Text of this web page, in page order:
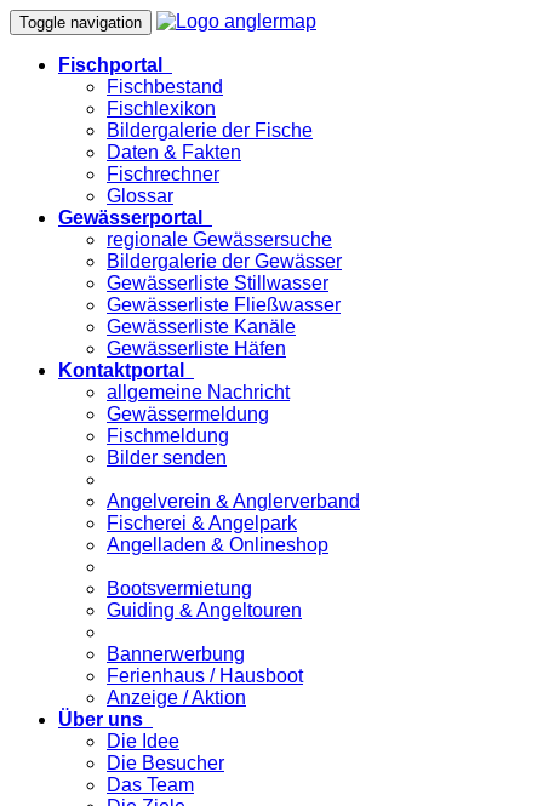
Toggle navigation
Fischportal
Fischbestand
Fischlexikon
Bildergalerie der Fische
Daten & Fakten
Fischrechner
Glossar
Gewässerportal
regionale Gewässersuche
Bildergalerie der Gewässer
Gewässerliste Stillwasser
Gewässerliste Fließwasser
Gewässerliste Kanäle
Gewässerliste Häfen
Kontaktportal
allgemeine Nachricht
Gewässermeldung
Fischmeldung
Bilder senden
Angelverein & Anglerverband
Fischerei & Angelpark
Angelladen & Onlineshop
Bootsvermietung
Guiding & Angeltouren
Bannerwerbung
Ferienhaus / Hausboot
Anzeige / Aktion
Über uns
Die Idee
Die Besucher
Das Team